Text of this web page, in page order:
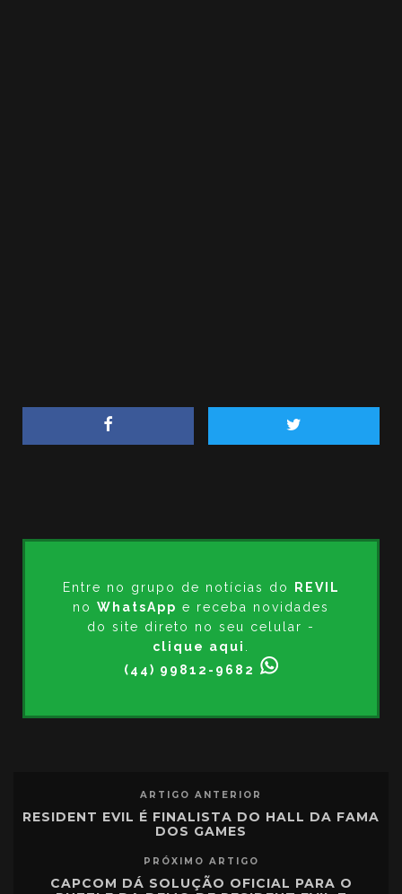
Entre no grupo de notícias do
REVIL
no WhatsApp e receba novidades
do site direto no seu celular -
clique aqui
(44) 99812-9682
ARTIGO ANTERIOR
RESIDENT EVIL É FINALISTA DO HALL DA FAMA
DOS GAMES
PRÓXIMO ARTIGO
CAPCOM DÁ SOLUÇÃO OFICIAL PARA O